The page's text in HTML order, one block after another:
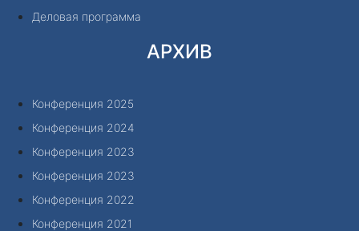
Деловая программа
АРХИВ
Конференция 2025
Конференция 2024
Конференция 2023
Конференция 2023
Конференция 2022
Конференция 2021